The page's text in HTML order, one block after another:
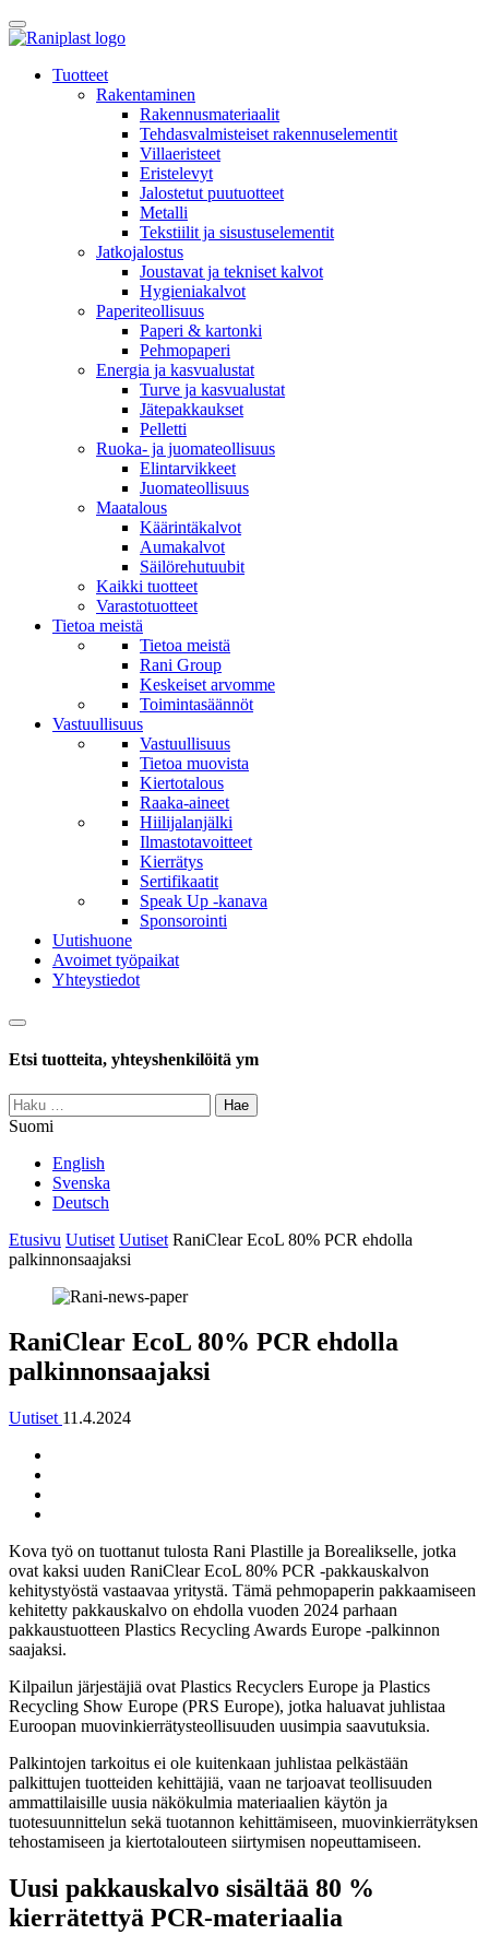
Skip
to
Tuotteet
Rakentaminen
Rakennusmateriaalit
Tehdasvalmisteiset rakennuselementit
Villaeristeet
Eristelevyt
Jalostetut puutuotteet
Metalli
Tekstiilit ja sisustuselementit
Jatkojalostus
Joustavat ja tekniset kalvot
Hygieniakalvot
Paperiteollisuus
Paperi & kartonki
Pehmopaperi
Energia ja kasvualustat
Turve ja kasvualustat
Jätepakkaukset
Pelletti
Ruoka- ja juomateollisuus
Elintarvikkeet
Juomateollisuus
Maatalous
Käärintäkalvot
Aumakalvot
Säilörehutuubit
Kaikki tuotteet
Varastotuotteet
Tietoa meistä
Tietoa meistä
Rani Group
Keskeiset arvomme
Toimintasäännöt
Vastuullisuus
Vastuullisuus
Tietoa muovista
Kiertotalous
Raaka-aineet
Hiilijalanjälki
Ilmastotavoitteet
Kierrätys
Sertifikaatit
Speak Up -kanava
Sponsorointi
Uutishuone
Avoimet työpaikat
Yhteystiedot
Haku
Etsi tuotteita, yhteyshenkilöitä ym
Haku:
Suomi
English
Svenska
Deutsch
Etusivu Uutiset Uutiset RaniClear EcoL 80% PCR ehdolla
palkinnonsaajaksi
RaniClear EcoL 80% PCR ehdolla
palkinnonsaajaksi
Uutiset 11.4.2024
artikkeli
Kova työ on tuottanut tulosta Rani Plastille ja Borealikselle, jotka
ovat kaksi uuden RaniClear EcoL 80% PCR -pakkauskalvon
kehitystyöstä vastaavaa yritystä. Tämä pehmopaperin pakkaamiseen
kehitetty pakkauskalvo on ehdolla vuoden 2024 parhaan
pakkaustuotteen Plastics Recycling Awards Europe -palkinnon
saajaksi.
Kilpailun järjestäjiä ovat Plastics Recyclers Europe ja Plastics
Recycling Show Europe (PRS Europe), jotka haluavat juhlistaa
Euroopan muovinkierrätysteollisuuden uusimpia saavutuksia.
Palkintojen tarkoitus ei ole kuitenkaan juhlistaa pelkästään
palkittujen tuotteiden kehittäjiä, vaan ne tarjoavat teollisuuden
ammattilaisille uusia näkökulmia materiaalien käytön ja
tuotesuunnittelun sekä tuotannon kehittämiseen, muovinkierrätyksen
tehostamiseen ja kiertotalouteen siirtymisen nopeuttamiseen.
Uusi pakkauskalvo sisältää 80 %
kierrätettyä PCR-materiaalia